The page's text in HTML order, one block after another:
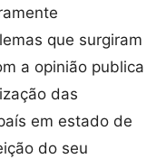
que surgiram
a opinião publica
das
em estado de
do seu